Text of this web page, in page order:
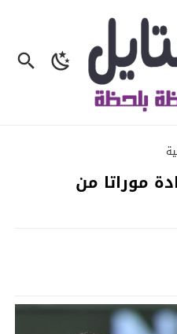
موراتا من